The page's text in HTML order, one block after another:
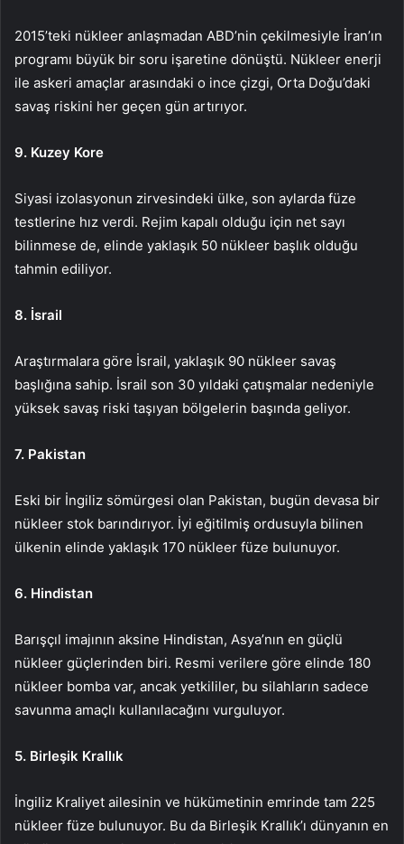
2015’teki nükleer anlaşmadan ABD’nin çekilmesiyle İran’ın
programı büyük bir soru işaretine dönüştü. Nükleer enerji
ile askeri amaçlar arasındaki o ince çizgi, Orta Doğu’daki
savaş riskini her geçen gün artırıyor.
9. Kuzey Kore
Siyasi izolasyonun zirvesindeki ülke, son aylarda füze
testlerine hız verdi. Rejim kapalı olduğu için net sayı
bilinmese de, elinde yaklaşık 50 nükleer başlık olduğu
tahmin ediliyor.
8. İsrail
Araştırmalara göre İsrail, yaklaşık 90 nükleer savaş
başlığına sahip. İsrail son 30 yıldaki çatışmalar nedeniyle
yüksek savaş riski taşıyan bölgelerin başında geliyor.
7. Pakistan
Eski bir İngiliz sömürgesi olan Pakistan, bugün devasa bir
nükleer stok barındırıyor. İyi eğitilmiş ordusuyla bilinen
ülkenin elinde yaklaşık 170 nükleer füze bulunuyor.
6. Hindistan
Barışçıl imajının aksine Hindistan, Asya’nın en güçlü
nükleer güçlerinden biri. Resmi verilere göre elinde 180
nükleer bomba var, ancak yetkililer, bu silahların sadece
savunma amaçlı kullanılacağını vurguluyor.
5. Birleşik Krallık
İngiliz Kraliyet ailesinin ve hükümetinin emrinde tam 225
nükleer füze bulunuyor. Bu da Birleşik Krallık’ı dünyanın en